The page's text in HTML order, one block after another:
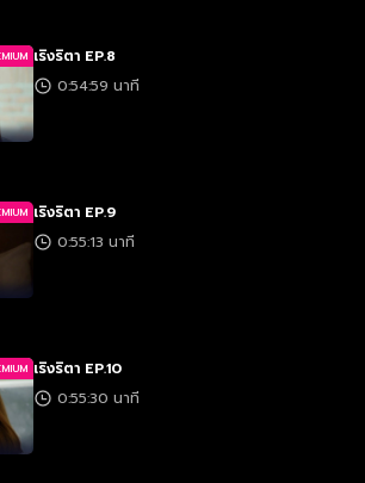
เริงริตา EP.8
0:54:59 นาที
เริงริตา EP.9
0:55:13 นาที
เริงริตา EP.10
0:55:30 นาที